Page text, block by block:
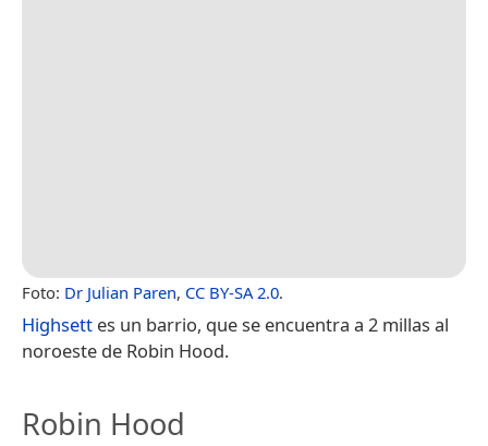
Foto: Dr Julian Paren, CC BY-SA 2.0.
Highsett es un barrio, que se encuentra a 2 millas al
noroeste de Robin Hood.
Robin Hood